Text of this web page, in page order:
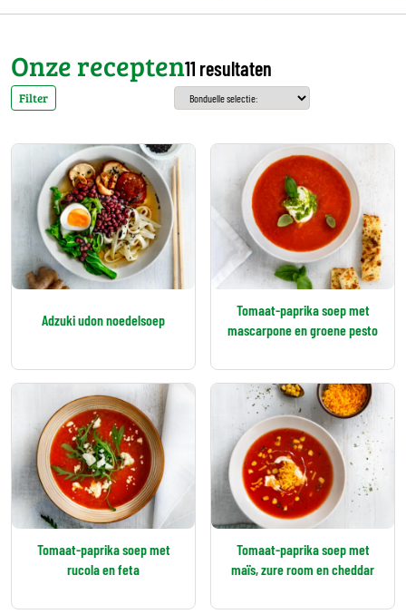
Onze recepten11 resultaten
Filter
Adzuki udon noedelsoep
Tomaat-paprika soep met
mascarpone en groene pesto
Tomaat-paprika soep met
rucola en feta
Tomaat-paprika soep met
maïs, zure room en cheddar